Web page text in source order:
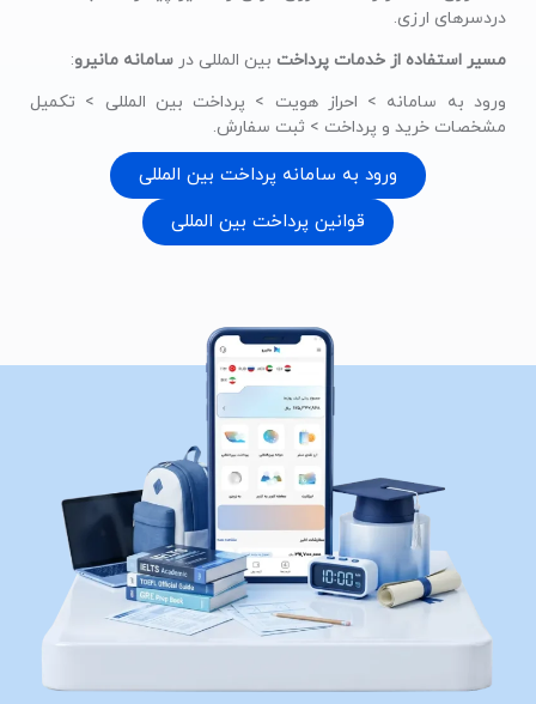
دردسرهای ارزی.
مسیر استفاده از خدمات پرداخت بین المللی در سامانه مانیرو:
ورود به سامانه > احراز هویت > پرداخت بین المللی > تکمیل
مشخصات خرید و پرداخت > ثبت سفارش.
ورود به سامانه پرداخت بین المللی
قوانین پرداخت بین المللی